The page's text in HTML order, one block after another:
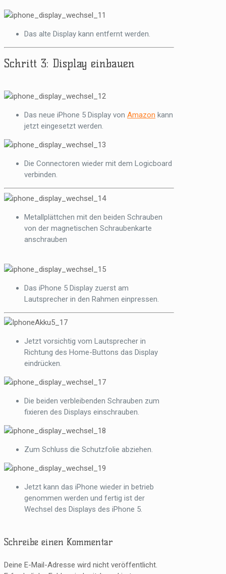
Das alte Display kann entfernt werden.
Schritt 3: Display einbauen
Das neue iPhone 5 Display von Amazon kann
jetzt eingesetzt werden.
Die Connectoren wieder mit dem Logicboard
verbinden.
Metallplättchen mit den beiden Schrauben
von der magnetischen Schraubenkarte
anschrauben
Das iPhone 5 Display zuerst am
Lautsprecher in den Rahmen einpressen.
Jetzt vorsichtig vom Lautsprecher in
Richtung des Home-Buttons das Display
eindrücken.
Die beiden verbleibenden Schrauben zum
fixieren des Displays einschrauben.
Zum Schluss die Schutzfolie abziehen.
Jetzt kann das iPhone wieder in betrieb
genommen werden und fertig ist der
Wechsel des Displays des iPhone 5.
Schreibe einen Kommentar
Deine E-Mail-Adresse wird nicht veröffentlicht.